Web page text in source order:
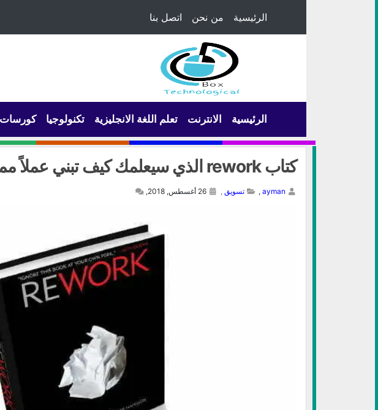
الرئيسية من نحن اتصل بنا
الرئيسية الانترنت تعلم اللغة الانجليزية تكنولوجيا كورسات
كتاب rework الذي سيعلمك كيف تبني عملاً ممتعاً
ayman
, تسويق ,